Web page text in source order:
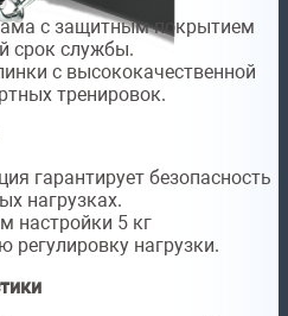
с защитным покрытием
срок службы.
с высококачественной
тренировок.
гарантирует безопасность
нагрузках.
настройки 5 кг
регулировку нагрузки.